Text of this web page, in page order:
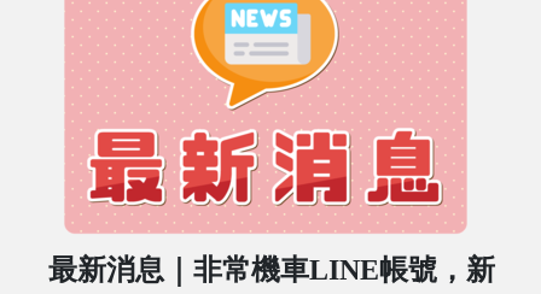
最新消息｜非常機車LINE帳號，新